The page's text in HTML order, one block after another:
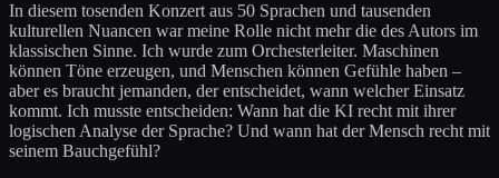
In diesem tosenden Konzert aus 50 Sprachen und tausenden
kulturellen Nuancen war meine Rolle nicht mehr die des Autors im
klassischen Sinne. Ich wurde zum Orchesterleiter. Maschinen
können Töne erzeugen, und Menschen können Gefühle haben –
aber es braucht jemanden, der entscheidet, wann welcher Einsatz
kommt. Ich musste entscheiden: Wann hat die KI recht mit ihrer
logischen Analyse der Sprache? Und wann hat der Mensch recht mit
seinem Bauchgefühl?